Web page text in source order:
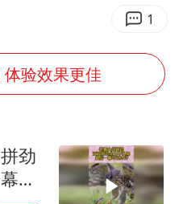
奇教练老尼尔森去世
14万栋建筑被完全摧毁
5万小车卖不动 微型代步车集体遇冷
1
验效果更佳
劲
吓